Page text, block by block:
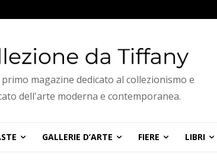
primo magazine dedicato al collezionismo e
dell'arte moderna e contemporanea.
GALLERIE D’ARTE FIERE LIBRI